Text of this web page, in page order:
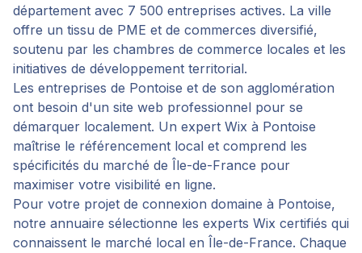
département avec 7 500 entreprises actives. La ville
offre un tissu de PME et de commerces diversifié,
soutenu par les chambres de commerce locales et les
initiatives de développement territorial.
Les entreprises de Pontoise et de son agglomération
ont besoin d'un site web professionnel pour se
démarquer localement. Un expert Wix à Pontoise
maîtrise le référencement local et comprend les
spécificités du marché de Île-de-France pour
maximiser votre visibilité en ligne.
Pour votre projet de connexion domaine à Pontoise,
notre annuaire sélectionne les experts Wix certifiés qui
connaissent le marché local en Île-de-France. Chaque